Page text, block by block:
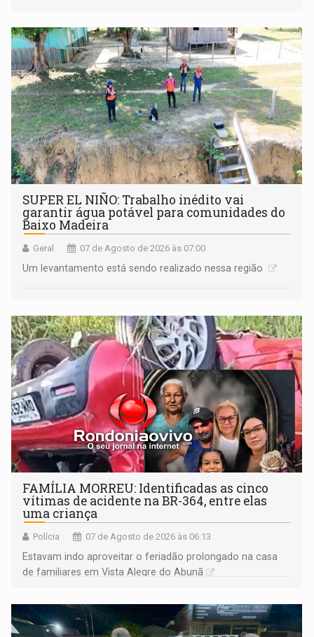
SUPER EL NIÑO: Trabalho inédito vai
garantir água potável para comunidades do
Baixo Madeira
Geral 07 de Agosto de 2026 às 07:00
Um levantamento está sendo realizado nessa região
FAMÍLIA MORREU: Identificadas as cinco
vítimas de acidente na BR-364, entre elas
uma criança
Polícia 07 de Agosto de 2026 às 06:13
Estavam indo aproveitar o feriadão prolongado na casa
de familiares em Vista Alegre do Abunã